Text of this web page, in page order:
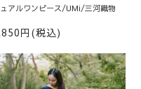
アルワンピース/UMi/三河織物
円(税込)